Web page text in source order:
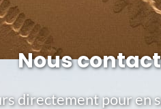
Nous
directement pour en